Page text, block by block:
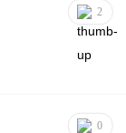
2
0